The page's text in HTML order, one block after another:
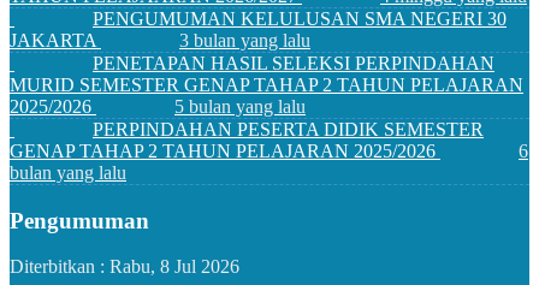
PENGUMUMAN KELULUSAN SMA NEGERI 30
JAKARTA
3 bulan yang lalu
PENETAPAN HASIL SELEKSI PERPINDAHAN
MURID SEMESTER GENAP TAHAP 2 TAHUN PELAJARAN
2025/2026
5 bulan yang lalu
PERPINDAHAN PESERTA DIDIK SEMESTER
GENAP TAHAP 2 TAHUN PELAJARAN 2025/2026
6
bulan yang lalu
Pengumuman
Diterbitkan : Rabu, 8 Jul 2026